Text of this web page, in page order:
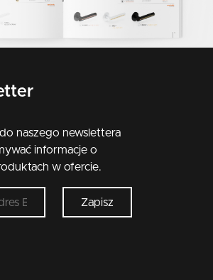
naszego newslettera
informacje o
w ofercie.
Zapisz